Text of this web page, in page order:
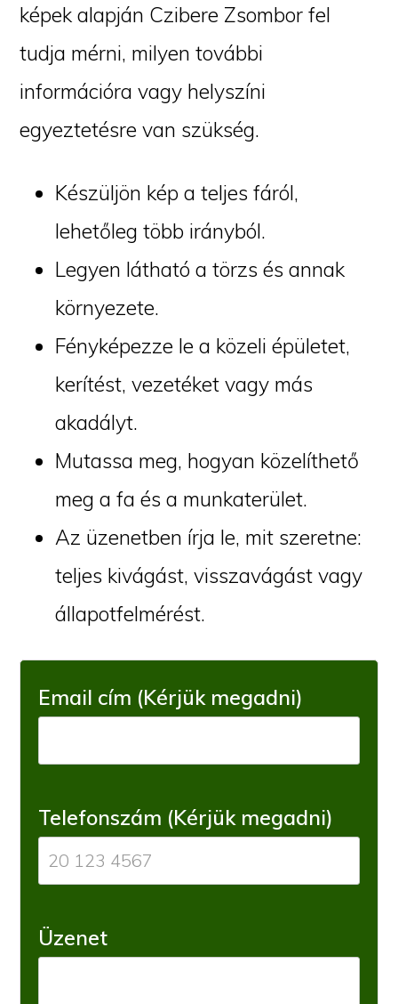
képek alapján Czibere Zsombor fel
tudja mérni, milyen további
információra vagy helyszíni
egyeztetésre van szükség.
Készüljön kép a teljes fáról,
lehetőleg több irányból.
Legyen látható a törzs és annak
környezete.
Fényképezze le a közeli épületet,
kerítést, vezetéket vagy más
akadályt.
Mutassa meg, hogyan közelíthető
meg a fa és a munkaterület.
Az üzenetben írja le, mit szeretne:
teljes kivágást, visszavágást vagy
állapotfelmérést.
Email cím (Kérjük megadni)
Telefonszám (Kérjük megadni)
Üzenet